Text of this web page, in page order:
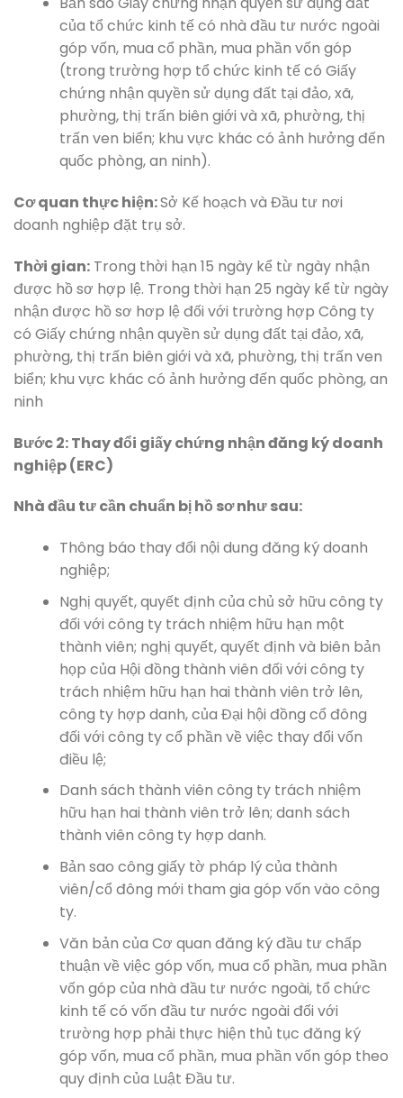
của tổ chức kinh tế có nhà đầu tư nước ngoài
góp vốn, mua cổ phần, mua phần vốn góp
(trong trường hợp tổ chức kinh tế có Giấy
chứng nhận quyền sử dụng đất tại đảo, xã,
phường, thị trấn biên giới và xã, phường, thị
trấn ven biển; khu vực khác có ảnh hưởng đến
quốc phòng, an ninh).
Cơ quan thực hiện:Sở Kế hoạch và Đầu tư nơi
doanh nghiệp đặt trụ sở.
Thời gian: Trong thời hạn 15 ngày kể từ ngày nhận
được hồ sơ hợp lệ. Trong thời hạn 25 ngày kể từ ngày
nhận được hồ sơ hơp lệ đối với trường hợp Công ty
có Giấy chứng nhận quyền sử dụng đất tại đảo, xã,
phường, thị trấn biên giới và xã, phường, thị trấn ven
biển; khu vực khác có ảnh hưởng đến quốc phòng, an
ninh
Bước 2: Thay đổi giấy chứng nhận đăng ký doanh
nghiệp (ERC)
Nhà đầu tư cần chuẩn bị hồ sơ như sau:
Thông báo thay đổi nội dung đăng ký doanh
nghiệp;
Nghị quyết, quyết định của chủ sở hữu công ty
đối với công ty trách nhiệm hữu hạn một
thành viên; nghị quyết, quyết định và biên bản
họp của Hội đồng thành viên đối với công ty
trách nhiệm hữu hạn hai thành viên trở lên,
công ty hợp danh, của Đại hội đồng cổ đông
đối với công ty cổ phần về việc thay đổi vốn
điều lệ;
Danh sách thành viên công ty trách nhiệm
hữu hạn hai thành viên trở lên; danh sách
thành viên công ty hợp danh.
Bản sao công giấy tờ pháp lý của thành
viên/cổ đông mới tham gia góp vốn vào công
ty.
Văn bản của Cơ quan đăng ký đầu tư chấp
thuận về việc góp vốn, mua cổ phần, mua phần
vốn góp của nhà đầu tư nước ngoài, tổ chức
kinh tế có vốn đầu tư nước ngoài đối với
trường hợp phải thực hiện thủ tục đăng ký
góp vốn, mua cổ phần, mua phần vốn góp theo
quy định của Luật Đầu tư.